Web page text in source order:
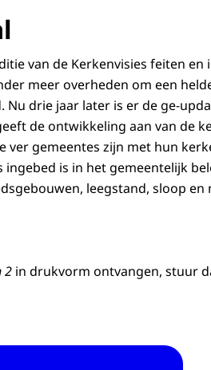
van de Kerkenvisies feiten en
meer overheden om een
drie jaar later is er de ge-
de ontwikkeling aan van de
ver gemeentes zijn met hun
is in het gemeentelijk
leegstand, sloop en
2 in drukvorm ontvangen, stuur